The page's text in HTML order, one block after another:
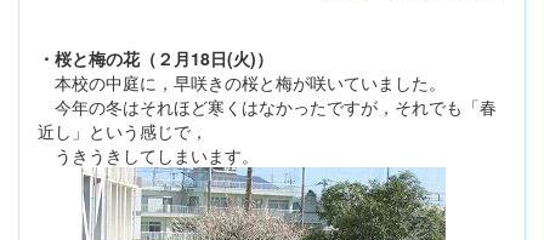
・桜と梅の花（２月18日(火)）
本校の中庭に，早咲きの桜と梅が咲いていました。
今年の冬はそれほど寒くはなかったですが，それでも「春
近し」という感じで，
うきうきしてしまいます。